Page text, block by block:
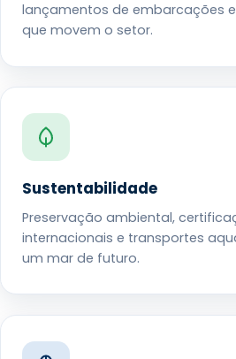
lançamentos de embarcações
que movem o setor.
Sustentabilidade
Preservação ambiental,
internacionais e transportes
um mar de futuro.